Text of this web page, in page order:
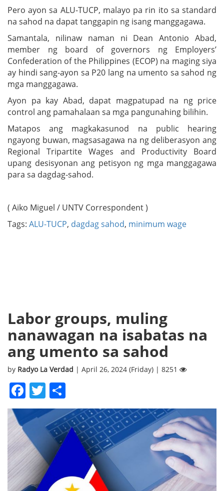
Pero ayon sa ALU-TUCP, malayo pa rin ito sa standard
na sahod na dapat tanggapin ng isang manggagawa.
Samantala, nilinaw naman ni Dean Antonio Abad,
member ng board of governors ng Employers’
Confederation of the Philippines (ECOP) na maging siya
ay hindi sang-ayon sa P20 lang na umento sa sahod ng
mga manggagawa.
Ayon pa kay Abad, dapat magpatupad na ng price
control ang pamahalaan sa mga pangunahing bilihin.
Matapos ang magkakasunod na public hearing
ngayong buwan, magsasagawa na ng deliberasyon ang
Regional Tripartite Wages and Productivity Board
upang desisyonan ang petisyon ng mga manggagawa
para sa dagdag-sahod.
( Aiko Miguel / UNTV Correspondent )
Tags: ALU-TUCP, dagdag sahod, minimum wage
Labor groups, muling
nanawagan na isabatas na
ang umento sa sahod
by Radyo La Verdad | April 26, 2024 (Friday) | 8251
Facebook
Twitter